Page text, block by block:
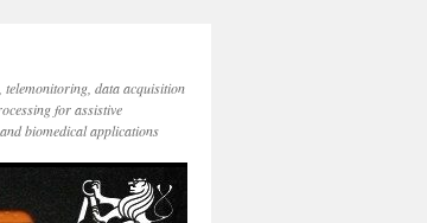
telemonitoring, data acquisition
for assistive
biomedical applications